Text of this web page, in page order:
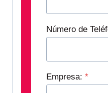
Número de
Empresa: *